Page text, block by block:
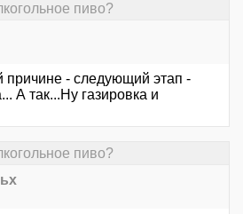
пиво?
причине - следующий этап -
А так...Ну газировка и
пиво?